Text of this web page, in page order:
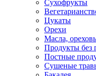
Сухофрукты
Цукаты
Орехи
Масла,
Продукты без
Постные
Сушеные